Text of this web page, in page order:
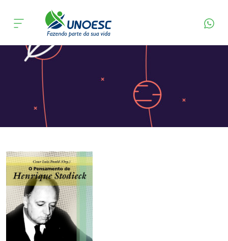
Cursos
Onde estamos
Atendimento ao Estudante
Unoesc
Internacionalização